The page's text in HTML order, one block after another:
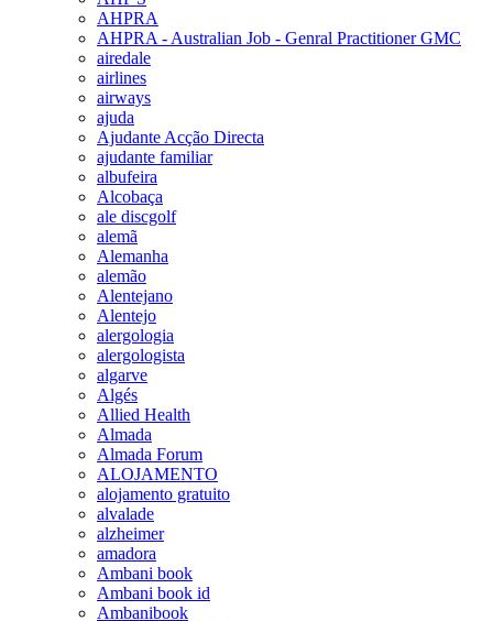
AHPRA
AHPRA - Australian Job - Genral Practitioner GMC
airedale
airlines
airways
ajuda
Ajudante Acção Directa
ajudante familiar
albufeira
Alcobaça
ale discgolf
alemã
Alemanha
alemão
Alentejano
Alentejo
alergologia
alergologista
algarve
Algés
Allied Health
Almada
Almada Forum
ALOJAMENTO
alojamento gratuito
alvalade
alzheimer
amadora
Ambani book
Ambani book id
Ambanibook